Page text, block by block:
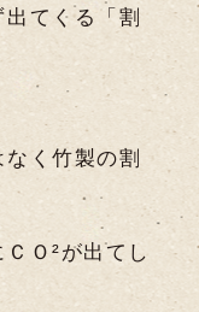
てくる「割
く竹製の割
Ｏ²が出てし